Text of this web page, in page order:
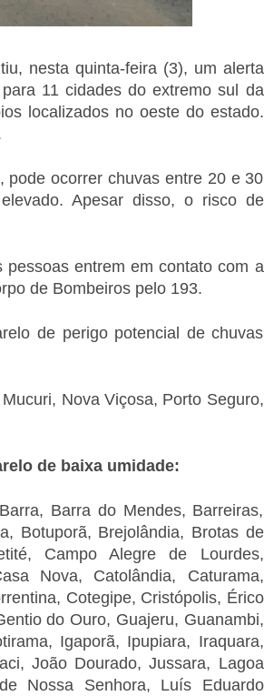
nesta quinta-feira (3), um alerta
11 cidades do extremo sul da
localizados no oeste do estado.
pode ocorrer chuvas entre 20 e 30
Apesar disso, o risco de
entrem em contato com a
de Bombeiros pelo 193.
de perigo potencial de chuvas
Nova Viçosa, Porto Seguro,
de baixa umidade:
Barra do Mendes, Barreiras,
Botuporã, Brejolândia, Brotas de
Campo Alegre de Lourdes,
Nova, Catolândia, Caturama,
Cotegipe, Cristópolis, Érico
do Ouro, Guajeru, Guanambi,
Igaporã, Ipupiara, Iraquara,
João Dourado, Jussara, Lagoa
Nossa Senhora, Luís Eduardo